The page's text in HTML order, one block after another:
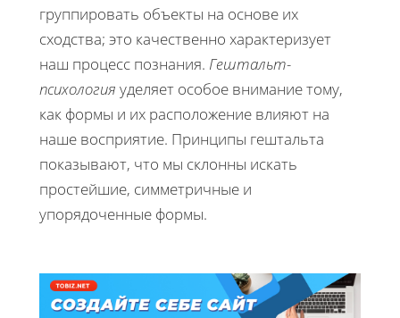
группировать объекты на основе их
сходства; это качественно характеризует
наш процесс познания. Гештальт-
психология уделяет особое внимание тому,
как формы и их расположение влияют на
наше восприятие. Принципы гештальта
показывают, что мы склонны искать
простейшие, симметричные и
упорядоченные формы.